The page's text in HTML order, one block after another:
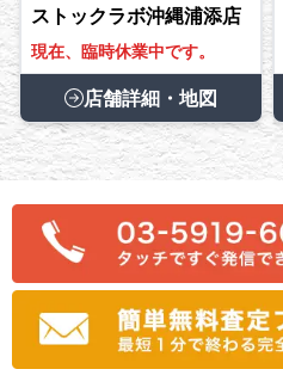
ストックラボ沖縄浦添店
現在、臨時休業中です。
店舗詳細・地図